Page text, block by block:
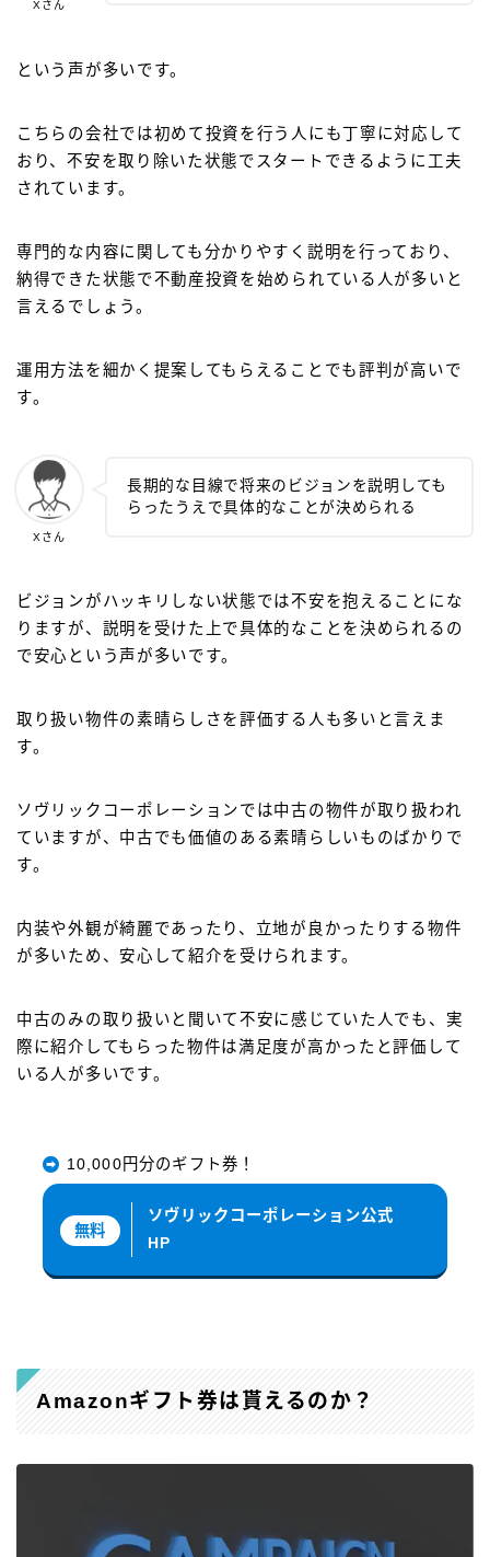
Xさん
という声が多いです。
こちらの会社では初めて投資を行う人にも丁寧に対応して
おり、不安を取り除いた状態でスタートできるように工夫
されています。
専門的な内容に関しても分かりやすく説明を行っており、
納得できた状態で不動産投資を始められている人が多いと
言えるでしょう。
運用方法を細かく提案してもらえることでも評判が高いで
す。
Xさん
長期的な目線で将来のビジョンを説明しても
らったうえで具体的なことが決められる
ビジョンがハッキリしない状態では不安を抱えることにな
りますが、説明を受けた上で具体的なことを決められるの
で安心という声が多いです。
取り扱い物件の素晴らしさを評価する人も多いと言えま
す。
ソヴリックコーポレーションでは中古の物件が取り扱われ
ていますが、中古でも価値のある素晴らしいものばかりで
す。
内装や外観が綺麗であったり、立地が良かったりする物件
が多いため、安心して紹介を受けられます。
中古のみの取り扱いと聞いて不安に感じていた人でも、実
際に紹介してもらった物件は満足度が高かったと評価して
いる人が多いです。
10,000円分のギフト券！
無料
ソヴリックコーポレーション公式
HP
Amazonギフト券は貰えるのか？